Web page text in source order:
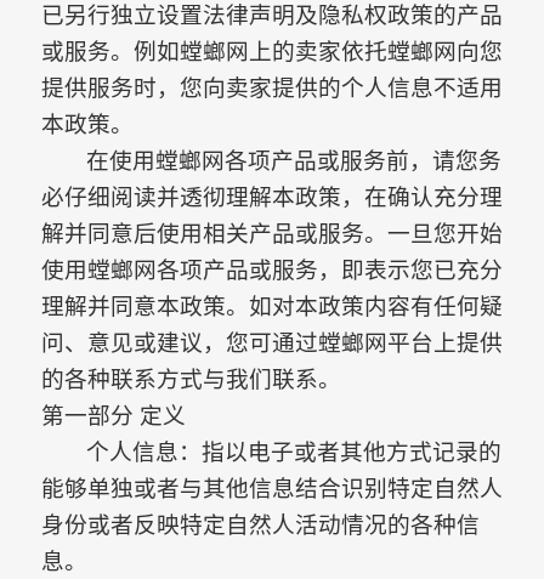
已另行独立设置法律声明及隐私权政策的产品
或服务。 例如螳螂网上的卖家依托螳螂网向您
提供服务时，您向卖家提供的个人信息不适用
本政策。
在使用螳螂网各项产品或服务前，请您务
必仔细阅读并透彻理解本政策，在确认充分理
解并同意后使用相关产品或服务。一旦您开始
使用螳螂网各项产品或服务，即表示您已充分
理解并同意本政策。如对本政策内容有任何疑
问、意见或建议，您可通过螳螂网平台上提供
的各种联系方式与我们联系。
第一部分 定义
个人信息：指以电子或者其他方式记录的
能够单独或者与其他信息结合识别特定自然人
身份或者反映特定自然人活动情况的各种信
息。